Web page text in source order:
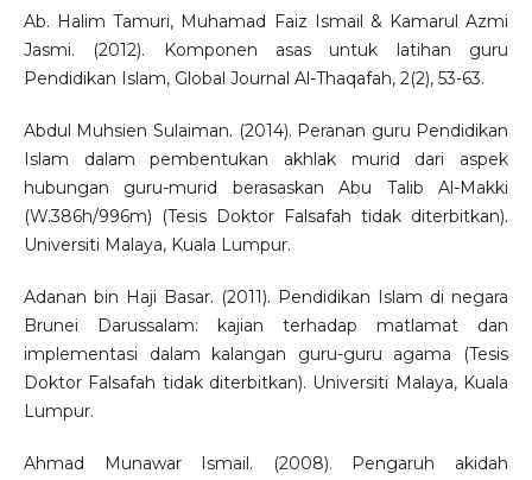
Ab. Halim Tamuri, Muhamad Faiz Ismail & Kamarul Azmi
Jasmi. (2012). Komponen asas untuk latihan guru
Pendidikan Islam, Global Journal Al-Thaqafah, 2(2), 53-63.
Abdul Muhsien Sulaiman. (2014). Peranan guru Pendidikan
Islam dalam pembentukan akhlak murid dari aspek
hubungan guru-murid berasaskan Abu Talib Al-Makki
(W.386h/996m) (Tesis Doktor Falsafah tidak diterbitkan).
Universiti Malaya, Kuala Lumpur.
Adanan bin Haji Basar. (2011). Pendidikan Islam di negara
Brunei Darussalam: kajian terhadap matlamat dan
implementasi dalam kalangan guru-guru agama (Tesis
Doktor Falsafah tidak diterbitkan). Universiti Malaya, Kuala
Lumpur.
Ahmad Munawar Ismail. (2008). Pengaruh akidah